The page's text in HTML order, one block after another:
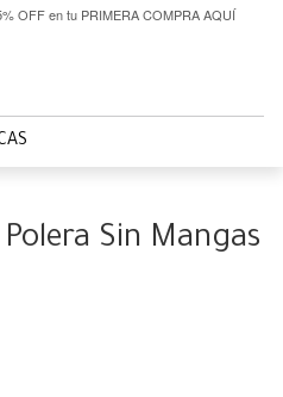
OFF en tu PRIMERA COMPRA AQUÍ
Sin Mangas